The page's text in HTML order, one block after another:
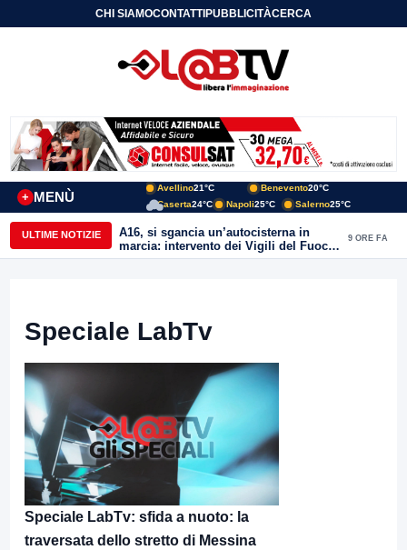
CHI SIAMOCONTATTIPUBBLICITÀCERCA
MENÙ
+
Avellino21°C Benevento20°C
Caserta24°C Napoli25°C Salerno25°C
ULTIME NOTIZIE
A16, si sgancia un’autocisterna in
marcia: intervento dei Vigili del Fuoco
a Mirabella Eclano
9 ORE FA
Speciale LabTv
Speciale LabTv: sfida a nuoto: la
traversata dello stretto di Messina